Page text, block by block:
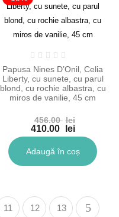
Papusa Nines D’Onil, Celia
Liberty, cu sunete, cu parul
blond, cu rochie albastra, cu
miros de vanilie, 45 cm
456.00 lei
Prețul
inițial
a
fost:
456.00 lei.
410.00
lei
Prețul
curent
este:
410.00 lei.
Adaugă în coș
11 12 13